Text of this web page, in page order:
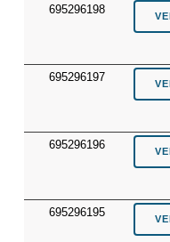
695296198
695296197
695296196
695296195